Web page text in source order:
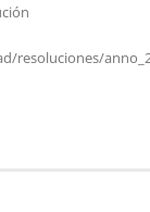
resoluciones/